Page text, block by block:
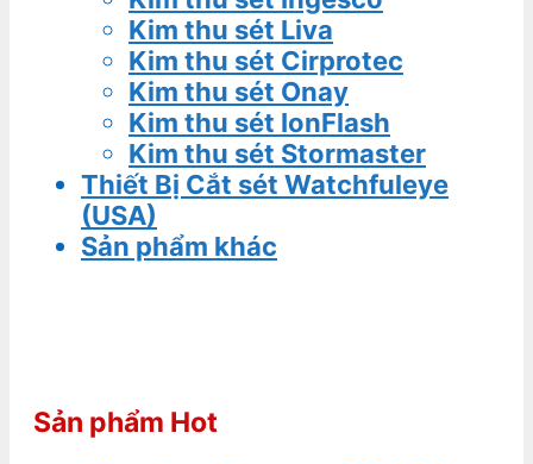
Kim thu sét Liva
Kim thu sét Cirprotec
Kim thu sét Onay
Kim thu sét IonFlash
Kim thu sét Stormaster
Thiết Bị Cắt sét Watchfuleye
(USA)
Sản phẩm khác
Sản phẩm Hot